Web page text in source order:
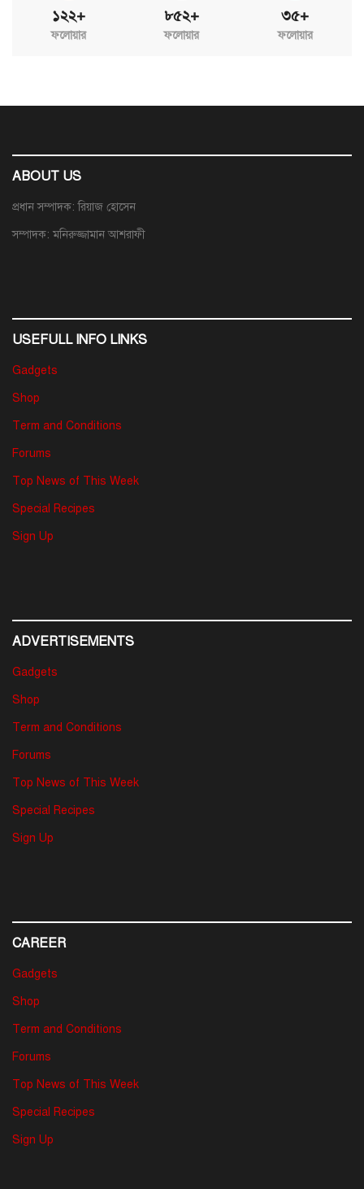
১২২+
ফলোয়ার
৮৫২+
ফলোয়ার
৩৫+
ফলোয়ার
ABOUT US
প্রধান সম্পাদক: রিয়াজ হোসেন
সম্পাদক: মনিরুজ্জামান আশরাফী
USEFULL INFO LINKS
Gadgets
Shop
Term and Conditions
Forums
Top News of This Week
Special Recipes
Sign Up
ADVERTISEMENTS
Gadgets
Shop
Term and Conditions
Forums
Top News of This Week
Special Recipes
Sign Up
CAREER
Gadgets
Shop
Term and Conditions
Forums
Top News of This Week
Special Recipes
Sign Up